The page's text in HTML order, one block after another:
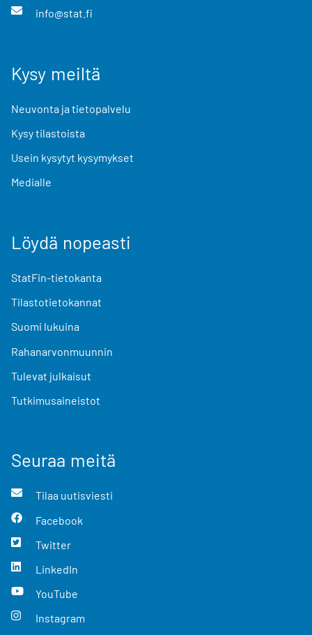
info@stat.fi
Kysy meiltä
Neuvonta ja tietopalvelu
Kysy tilastoista
Usein kysytyt kysymykset
Medialle
Löydä nopeasti
StatFin-tietokanta
Tilastotietokannat
Suomi lukuina
Rahanarvonmuunnin
Tulevat julkaisut
Tutkimusaineistot
Seuraa meitä
Tilaa uutisviesti
Facebook
Twitter
LinkedIn
YouTube
Instagram